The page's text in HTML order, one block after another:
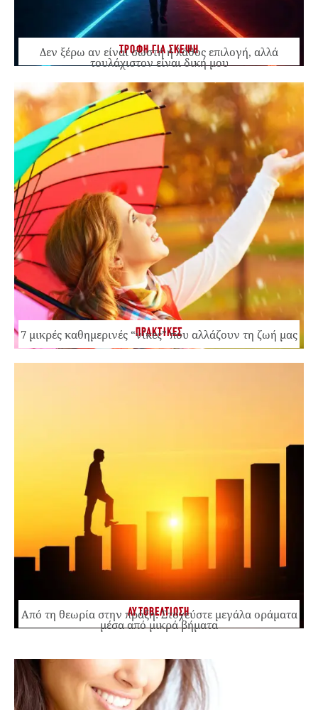
ΤΡΟΦΗ ΓΙΑ ΣΚΕΨΗ
Δεν ξέρω αν είναι σωστή ή λάθος επιλογή, αλλά
τουλάχιστον είναι δική μου
ΠΡΑΚΤΙΚΕΣ
7 μικρές καθημερινές “νίκες” που αλλάζουν τη ζωή μας
ΑΥΤΟΒΕΛΤΙΩΣΗ
Από τη θεωρία στην πράξη: Στοχεύστε μεγάλα οράματα
μέσα από μικρά βήματα